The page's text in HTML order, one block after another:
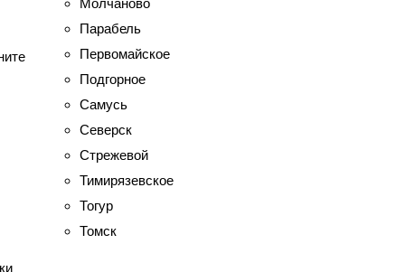
Молчаново
Парабель
Первомайское
Подгорное
Самусь
Северск
Стрежевой
Тимирязевское
Тогур
Томск